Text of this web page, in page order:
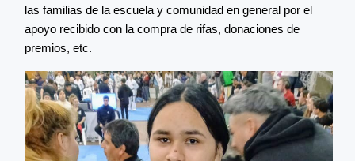
las familias de la escuela y comunidad en general por el
apoyo recibido con la compra de rifas, donaciones de
premios, etc.